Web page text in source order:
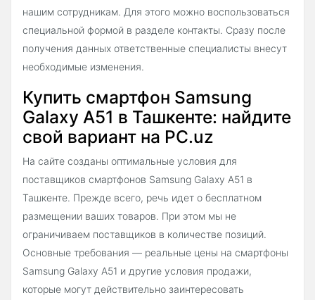
нашим сотрудникам. Для этого можно воспользоваться
специальной формой в разделе контакты. Сразу после
получения данных ответственные специалисты внесут
необходимые изменения.
Купить смартфон Samsung
Galaxy A51 в Ташкенте: найдите
свой вариант на PC.uz
На сайте созданы оптимальные условия для
поставщиков смартфонов Samsung Galaxy A51 в
Ташкенте. Прежде всего, речь идет о бесплатном
размещении ваших товаров. При этом мы не
ограничиваем поставщиков в количестве позиций.
Основные требования — реальные цены на смартфоны
Samsung Galaxy A51 и другие условия продажи,
которые могут действительно заинтересовать